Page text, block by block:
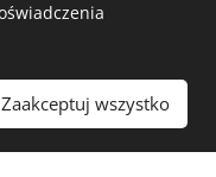
Zaakceptuj wszystko